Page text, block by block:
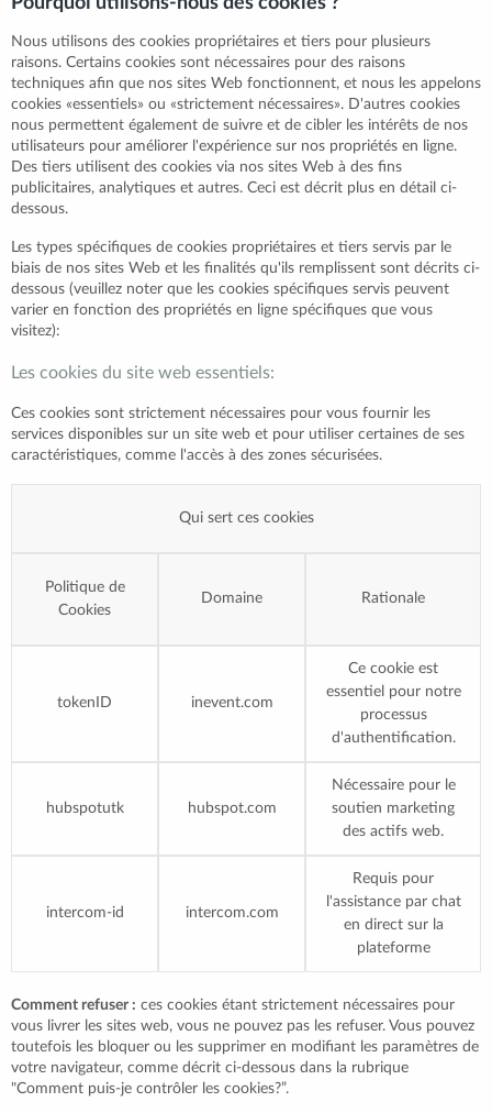
Nous utilisons des cookies propriétaires et tiers pour plusieurs
raisons. Certains cookies sont nécessaires pour des raisons
techniques afin que nos sites Web fonctionnent, et nous les appelons
cookies «essentiels» ou «strictement nécessaires». D'autres cookies
nous permettent également de suivre et de cibler les intérêts de nos
utilisateurs pour améliorer l'expérience sur nos propriétés en ligne.
Des tiers utilisent des cookies via nos sites Web à des fins
publicitaires, analytiques et autres. Ceci est décrit plus en détail ci-
dessous.
Les types spécifiques de cookies propriétaires et tiers servis par le
biais de nos sites Web et les finalités qu'ils remplissent sont décrits ci-
dessous (veuillez noter que les cookies spécifiques servis peuvent
varier en fonction des propriétés en ligne spécifiques que vous
visitez):
Les cookies du site web essentiels:
Ces cookies sont strictement nécessaires pour vous fournir les
services disponibles sur un site web et pour utiliser certaines de ses
caractéristiques, comme l'accès à des zones sécurisées.
Qui sert ces cookies
Politique de
Cookies
Domaine Rationale
tokenID inevent.com
Ce cookie est
essentiel pour notre
processus
d'authentification.
hubspotutk hubspot.com
Nécessaire pour le
soutien marketing
des actifs web.
intercom-id intercom.com
Requis pour
l'assistance par chat
en direct sur la
plateforme
Comment refuser : ces cookies étant strictement nécessaires pour
vous livrer les sites web, vous ne pouvez pas les refuser. Vous pouvez
toutefois les bloquer ou les supprimer en modifiant les paramètres de
votre navigateur, comme décrit ci-dessous dans la rubrique
"Comment puis-je contrôler les cookies?”.